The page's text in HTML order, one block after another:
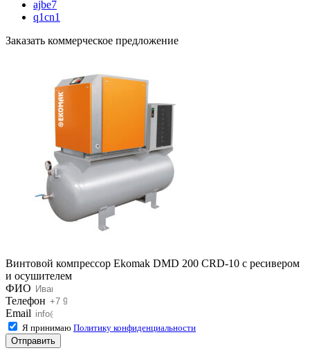
ajbe7
q1cn1
Заказать коммерческое предложение
Винтовой компрессор Ekomak DMD 200 CRD-10 с ресивером
и осушителем
ФИО
Телефон
Email
Я принимаю Политику конфиденциальности
Отправить